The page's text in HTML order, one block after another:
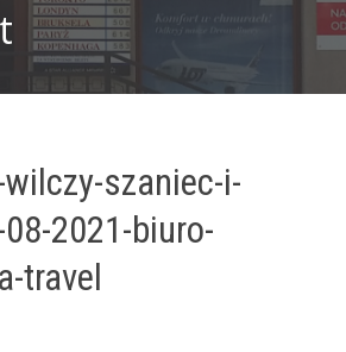
szaniec-i-
2021-biuro-
travel